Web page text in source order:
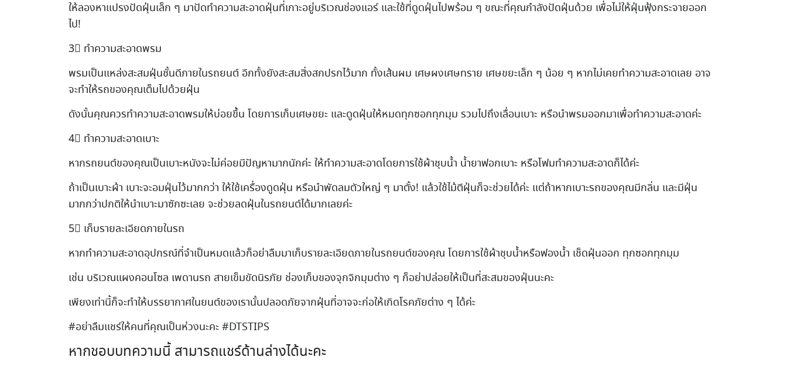
ให้ลองหาแปรงปัดฝุ่นเล็ก ๆ มาปัดทำความสะอาดฝุ่นที่เกาะอยู่บริเวณช่องแอร์ และใช้ที่ดูดฝุ่นไปพร้อม ๆ ขณะที่คุณกำลังปัดฝุ่นด้วย เพื่อไม่ให้ฝุ่นฟุ้งกระจายออก
ไป!
3⃣ ทำความสะอาดพรม
พรมเป็นแหล่งสะสมฝุ่นชั้นดีภายในรถยนต์ อีกทั้งยังสะสมสิ่งสกปรกไว้มาก ทั้งเส้นผม เศษผงเศษทราย เศษขยะเล็ก ๆ น้อย ๆ หากไม่เคยทำความสะอาดเลย อาจ
จะทำให้รถของคุณเต็มไปด้วยฝุ่น
ดังนั้นคุณควรทำความสะอาดพรมให้บ่อยขึ้น โดยการเก็บเศษขยะ และดูดฝุ่นให้หมดทุกซอกทุกมุม รวมไปถึงเลื่อนเบาะ หรือนำพรมออกมาเพื่อทำความสะอาดค่ะ
4⃣ ทำความสะอาดเบาะ
หากรถยนต์ของคุณเป็นเบาะหนังจะไม่ค่อยมีปัญหามากนักค่ะ ให้ทำความสะอาดโดยการใช้ผ้าชุบน้ำ น้ำยาฟอกเบาะ หรือโฟมทำความสะอาดก็ได้ค่ะ
ถ้าเป็นเบาะผ้า เบาะจะอมฝุ่นไว้มากกว่า ให้ใช้เครื่องดูดฝุ่น หรือนำพัดลมตัวใหญ่ ๆ มาตั้ง! แล้วใช้ไม้ตีฝุ่นก็จะช่วยได้ค่ะ แต่ถ้าหากเบาะรถของคุณมีกลิ่น และมีฝุ่น
มากกว่าปกติให้นำเบาะมาซักซะเลย จะช่วยลดฝุ่นในรถยนต์ได้มากเลยค่ะ
5⃣ เก็บรายละเอียดภายในรถ
หากทำความสะอาดอุปกรณ์ที่จำเป็นหมดแล้วก็อย่าลืมมาเก็บรายละเอียดภายในรถยนต์ของคุณ โดยการใช้ผ้าชุบน้ำหรือฟองน้ำ เช็ดฝุ่นออก ทุกซอกทุกมุม
เช่น บริเวณแผงคอนโซล เพดานรถ สายเข็มขัดนิรภัย ช่องเก็บของจุกจิกมุมต่าง ๆ ก็อย่าปล่อยให้เป็นที่สะสมของฝุ่นนะคะ
เพียงเท่านี้ก็จะทำให้บรรยากาศในยนต์ของเรานั้นปลอดภัยจากฝุ่นที่อาจจะก่อให้เกิดโรคภัยต่าง ๆ ได้ค่ะ
#อย่าลืมแชร์ให้คนที่คุณเป็นห่วงนะคะ #DTSTIPS
หากชอบบทความนี้ สามารถแชร์ด้านล่างได้นะคะ